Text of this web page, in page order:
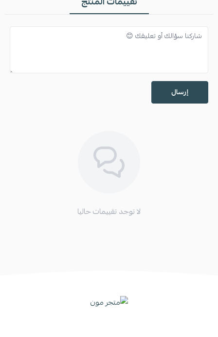
إرسال
لا توجد تقييمات حاليا